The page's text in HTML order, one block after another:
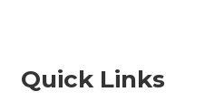
Quick Links